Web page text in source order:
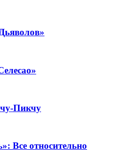
Пикчу
Все относительно